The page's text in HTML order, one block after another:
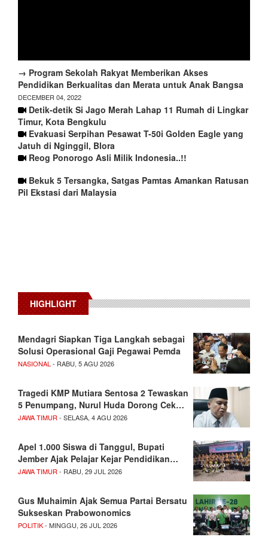
→ Program Sekolah Rakyat Memberikan Akses
Pendidikan Berkualitas dan Merata untuk Anak Bangsa
DECEMBER 04, 2022
Detik-detik Si Jago Merah Lahap 11 Rumah di Lingkar
Timur, Kota Bengkulu
Evakuasi Serpihan Pesawat T-50i Golden Eagle yang
Jatuh di Nginggil, Blora
Reog Ponorogo Asli Milik Indonesia..!!
Bekuk 5 Tersangka, Satgas Pamtas Amankan Ratusan
Pil Ekstasi dari Malaysia
HIGHLIGHT
Mendagri Siapkan Tiga Langkah sebagai
Solusi Operasional Gaji Pegawai Pemda
NASIONAL - RABU, 5 AGU 2026
Tragedi KMP Mutiara Sentosa 2 Tewaskan
5 Penumpang, Nurul Huda Dorong Cek…
JAWA TIMUR - SELASA, 4 AGU 2026
Apel 1.000 Siswa di Tanggul, Bupati
Jember Ajak Pelajar Kejar Pendidikan…
JAWA TIMUR - RABU, 29 JUL 2026
Gus Muhaimin Ajak Semua Partai Bersatu
Sukseskan Prabowonomics
POLITIK- MINGGU, 26 JUL 2026